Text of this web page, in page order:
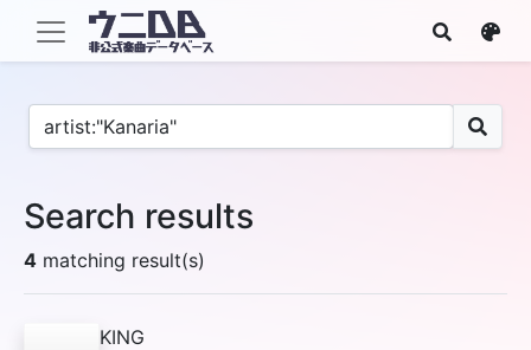
Search results
4 matching result(s)
KING